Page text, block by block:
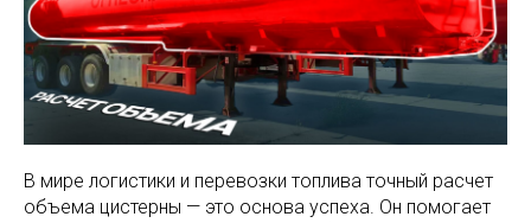
В мире логистики и перевозки топлива точный расчет
объема цистерны — это основа успеха. Он помогает